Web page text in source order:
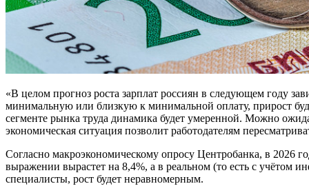
«В целом прогноз роста зарплат россиян в следующем году
минимальную или близкую к минимальной оплату, прирост
сегменте рынка труда динамика будет умеренной. Можно
экономическая ситуация позволит работодателям
Согласно макроэкономическому опросу Центробанка, в 2026
выражении вырастет на 8,4%, а в реальном (то есть с учётом
специалисты, рост будет неравномерным.